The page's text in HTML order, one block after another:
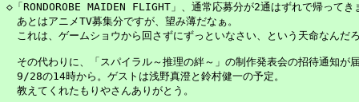
◇「RONDOROBE MAIDEN FLIGHT」、通常応募分が2通はずれで帰ってき
あとはアニメTV募集分ですが、望み薄だなぁ。
これは、ゲームショウから回さずにずっといなさい、という天命なんだ
その代わりに、「スパイラル～推理の絆～」の制作発表会の招待通知が
9/28の14時から。ゲストは浅野真澄と鈴村健一の予定。
教えてくれたもりやさんありがとう。